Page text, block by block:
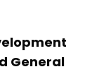
General